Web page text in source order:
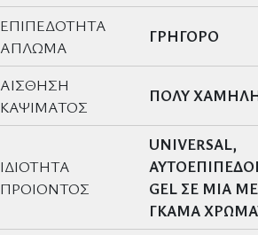
ΕΠΙΠΕΔΟΤΗΤΑ
ΑΠΛΩΜΑ
ΓΡΗΓΟΡΟ
ΑΙΣΘΗΣΗ
ΚΑΨΙΜΑΤΟΣ
ΠΟΛΥ
ΙΔΙΟΤΗΤΑ
ΠΡΟΙΟΝΤΟΣ
UNIVERSAL,
GEL ΣΕ ΜΙΑ
ΓΚΑΜΑ